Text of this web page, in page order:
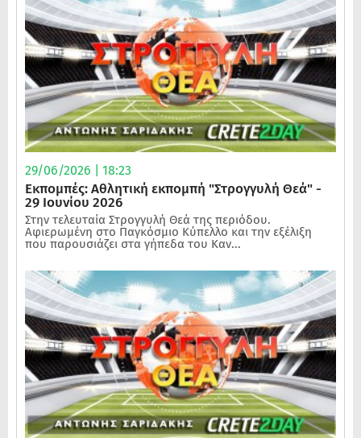
29/06/2026 | 18:23
Εκπομπές: Αθλητική εκπομπή "Στρογγυλή Θεά" -
29 Ιουνίου 2026
Στην τελευταία Στρογγυλή Θεά της περιόδου.
Αφιερωμένη στο Παγκόσμιο Κύπελλο και την εξέλιξη
που παρουσιάζει στα γήπεδα του Καν...